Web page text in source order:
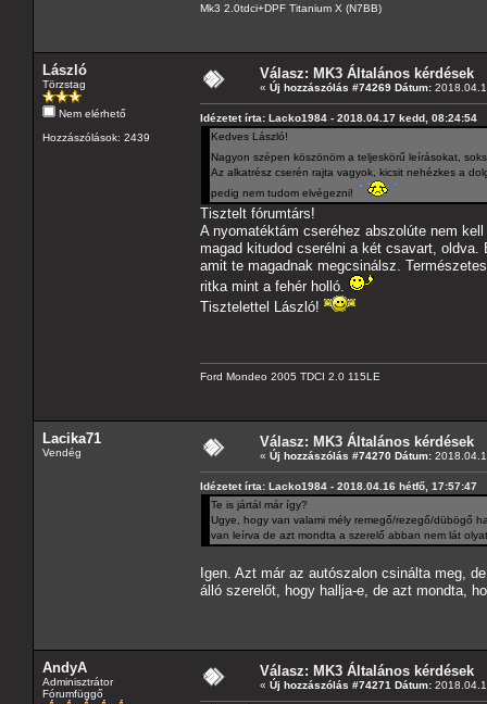
Mk3 2.0tdci+DPF Titanium X (N7BB)
László
Törzstag
Nem elérhető
Hozzászólások: 2439
Válasz: MK3 Általános kérdések
« Új hozzászólás #74269 Dátum:
Idézetet írta: Lacko1984 - 2018.04.17 kedd, 08:24:54
Kedves László!
Nagyon szépen köszönöm a teljeskörű leírásokat,
Az alkatrész cserén rajta vagyok, kicsit nehézkes a
pedig nem tudom elvégezni!
Tisztelt fórumtárs!
A nyomatéktám cseréhez abszolúte nem
magad kitudod cserélni a két csavart,
amit te magadnak megcsinálsz.
ritka mint a fehér holló.
Tisztelettel László!
Ford Mondeo 2005 TDCI 2.0 115LE
Lacika71
Vendég
Válasz: MK3 Általános kérdések
« Új hozzászólás #74270 Dátum:
Idézetet írta: Lacko1984 - 2018.04.16 hétfő, 17:57:47
Te is jártál már így?
Ugye, hogy van valami mély remegő/rezegő/dübögő
van leírva de azt mondta a szerelő abban nem lát
Igen. Azt már az autószalon csinálta meg,
álló szerelőt, hogy hallja-e, de azt mondta,
AndyA
Adminisztrátor
Fórumfüggő
Válasz: MK3 Általános kérdések
« Új hozzászólás #74271 Dátum: